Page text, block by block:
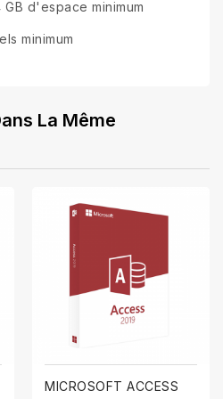
GB d'espace minimum
minimum
La Même
MICROSOFT ACCESS